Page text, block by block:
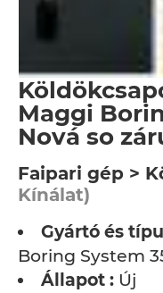
Maggi
Nová so
Faipari gép >
Kínálat)
Gyártó és
Boring System
Állapot : Új